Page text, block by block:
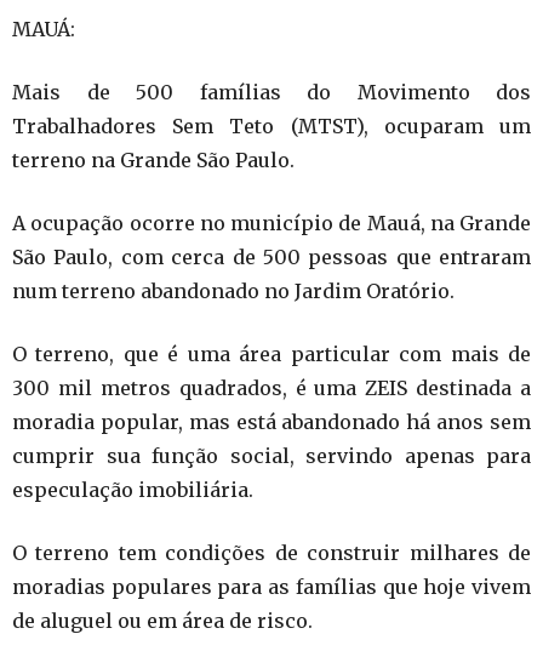
MAUÁ:
Mais de 500 famílias do Movimento dos
Trabalhadores Sem Teto (MTST), ocuparam um
terreno na Grande São Paulo.
A ocupação ocorre no município de Mauá, na Grande
São Paulo, com cerca de 500 pessoas que entraram
num terreno abandonado no Jardim Oratório.
O terreno, que é uma área particular com mais de
300 mil metros quadrados, é uma ZEIS destinada a
moradia popular, mas está abandonado há anos sem
cumprir sua função social, servindo apenas para
especulação imobiliária.
O terreno tem condições de construir milhares de
moradias populares para as famílias que hoje vivem
de aluguel ou em área de risco.